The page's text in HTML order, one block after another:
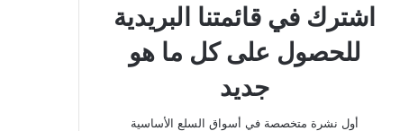
اشترك في قائمتنا البريدية
للحصول على كل ما هو
جديد
أول نشرة متخصصة في أسواق السلع الأساسية